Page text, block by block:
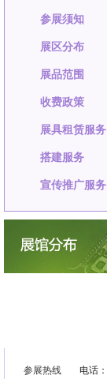
参展须知
展区分布
展品范围
收费政策
展具租赁服务
搭建服务
宣传推广服务
参展热线 电话：